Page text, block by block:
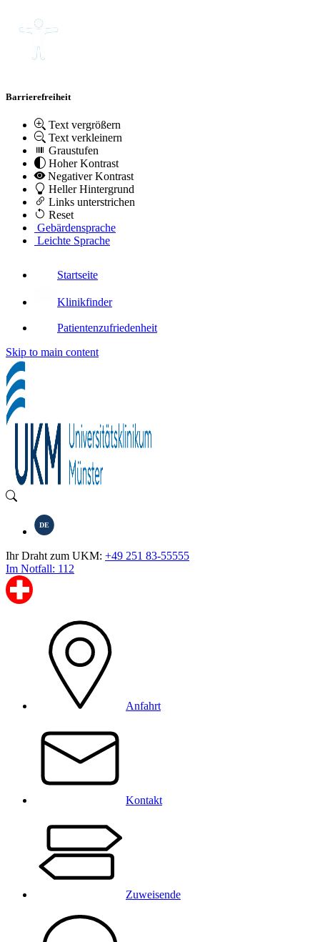
Barrierefreiheit
Text vergrößern
Text verkleinern
Graustufen
Hoher Kontrast
Negativer Kontrast
Heller Hintergrund
Links unterstrichen
Reset
Gebärdensprache
Leichte Sprache
Startseite
Klinikfinder
Patientenzufriedenheit
Skip to main content
DE
Ihr Draht zum UKM: +49 251 83-55555
Im Notfall: 112
Anfahrt
Kontakt
Zuweisende